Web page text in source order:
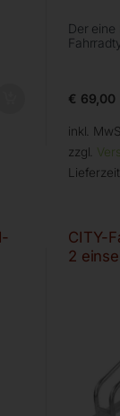
Der eine
€ 69,00
inkl.
zzgl.
CITY-
2